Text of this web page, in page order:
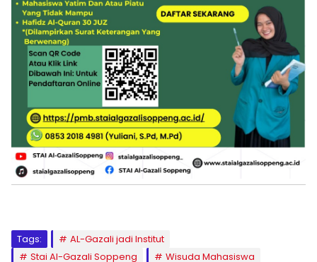
Tags:
AL-Gazali jadi Institut
Stai Al-Gazali Soppeng
Wisuda Mahasiswa